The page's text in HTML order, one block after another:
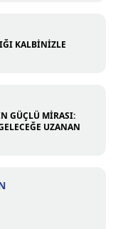
KALBİNİZLE
GÜÇLÜ MİRASI:
UZANAN